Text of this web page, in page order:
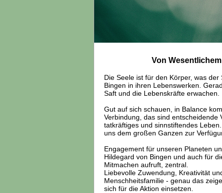
Von
Die Seele ist für den Körper, was
Bingen in ihren Lebenswerken.
Saft und die Lebenskräfte erwachen.
Gut auf sich schauen, in Balance
Verbindung, das sind entscheidende
tatkräftiges und sinnstiftendes
uns dem großen Ganzen zur
Engagement für unseren Planeten
Hildegard von Bingen und auch für
Mitmachen aufruft, zentral.
Liebevolle Zuwendung, Kreativität
Menschheitsfamilie - genau das
sich für die Aktion einsetzen.